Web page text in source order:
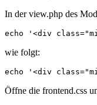
In der view.php des
echo '<div
wie folgt:
echo '<div
Öffne die frontend.css